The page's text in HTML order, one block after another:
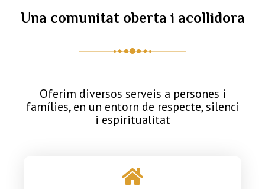
Una comunitat oberta i acollidora
Oferim diversos serveis a persones i
famílies, en un entorn de respecte, silenci
i espiritualitat